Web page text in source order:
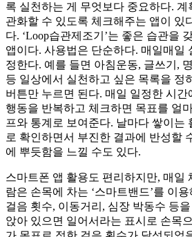
록 실천하는 게 무엇보다 중요하다.
관화할 수 있도록 체크해주는 앱이 있
다. ‘Loop습관제조기’는 좋은 습관을
앱이다. 사용법은 단순하다. 매일매일
정한다. 예를 들면 아침운동, 글쓰기,
등 일상에서 실천하고 싶은 목록을 정
버튼만 누르면 된다. 매일 일정한 시간
행동을 반복하고 체크하면 목표를 얼
프와 통계로 보여준다. 날마다 쌓이는
로 확인하면서 부진한 결과에 반성할
에 뿌듯함을 느낄 수도 있다.
스마트폰 앱 활용도 편리하지만, 매일
람은 손목에 차는 ‘스마트밴드’를 이
걸음 횟수, 이동거리, 심장 박동수 등
앉아 있으면 일어서라는 표시로 손목